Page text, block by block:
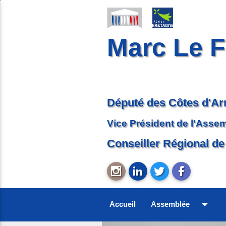
Marc Le
Député des Côtes
Vice Président de
Conseiller Régional
Accueil Assemblée arrow_drop_down